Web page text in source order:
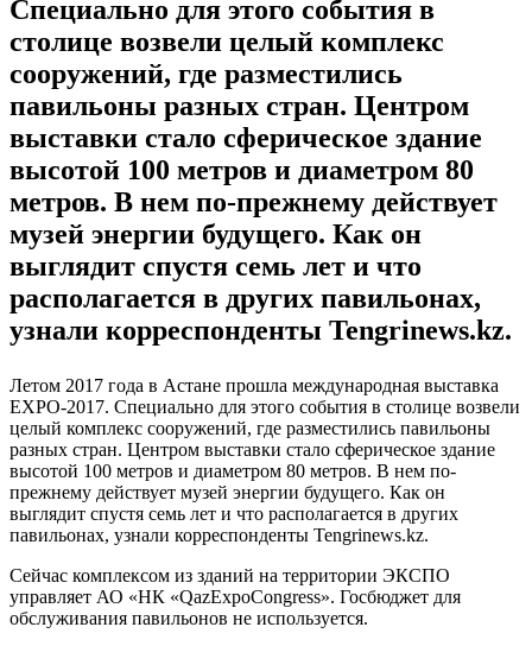
Специально для этого события в
столице возвели целый комплекс
сооружений, где разместились
павильоны разных стран. Центром
выставки стало сферическое здание
высотой 100 метров и диаметром 80
метров. В нем по-прежнему действует
музей энергии будущего. Как он
выглядит спустя семь лет и что
располагается в других павильонах,
узнали корреспонденты Tengrinews.kz.
Летом 2017 года в Астане прошла международная выставка
EXPO-2017. Специально для этого события в столице возвели
целый комплекс сооружений, где разместились павильоны
разных стран. Центром выставки стало сферическое здание
высотой 100 метров и диаметром 80 метров. В нем по-
прежнему действует музей энергии будущего. Как он
выглядит спустя семь лет и что располагается в других
павильонах, узнали корреспонденты Tengrinews.kz.
Сейчас комплексом из зданий на территории ЭКСПО
управляет АО «НК «QazExpoCongress». Госбюджет для
обслуживания павильонов не используется.